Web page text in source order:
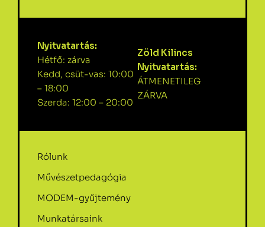
Nyitvatartás:
Hétfő: zárva
Kedd, csüt-vas: 10:00
– 18:00
Szerda: 12:00 – 20:00
Zöld Kilincs
Nyitvatartás:
ÁTMENETILEG
ZÁRVA
Rólunk
Művészetpedagógia
MODEM-gyűjtemény
Munkatársaink